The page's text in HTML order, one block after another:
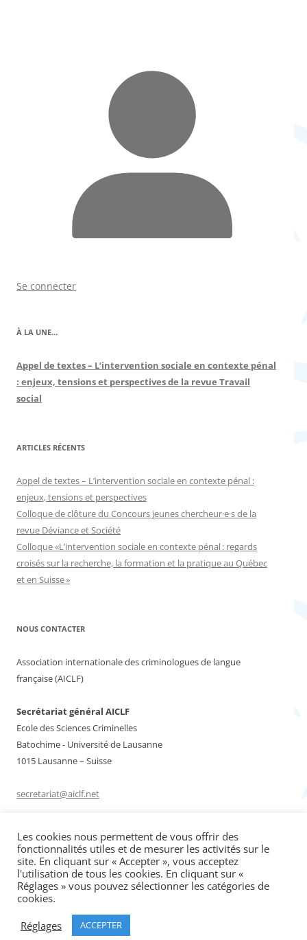
Se connecter
À LA UNE…
Appel de textes – L’intervention sociale en contexte pénal
: enjeux, tensions et perspectives de la revue Travail
social
ARTICLES RÉCENTS
Appel de textes – L’intervention sociale en contexte pénal :
enjeux, tensions et perspectives
Colloque de clôture du Concours jeunes chercheur·e·s de la
revue Déviance et Société
Colloque «L’intervention sociale en contexte pénal : regards
croisés sur la recherche, la formation et la pratique au Québec
et en Suisse »
NOUS CONTACTER
Association internationale des criminologues de langue
française (AICLF)
Secrétariat général AICLF
Ecole des Sciences Criminelles
Batochime - Université de Lausanne
1015 Lausanne – Suisse
secretariat@aiclf.net
Rechercher :
Politique de confidentialité
Les cookies nous permettent de vous offrir des
fonctionnalités utiles et de mesurer les activités sur le
site. En cliquant sur « Accepter », vous acceptez
l'utilisation de tous les cookies. En cliquant sur «
Réglages » vous pouvez sélectionner les catégories de
cookies.
Réglages
ACCEPTER